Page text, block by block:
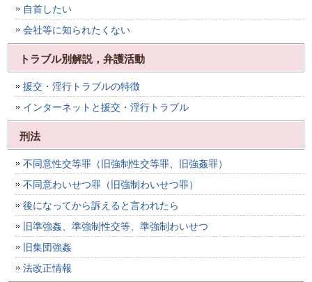
自首したい
会社等に知られたくない
トラブル別解説，弁護活動
援交・淫行トラブルの特徴
インターネットと援交・淫行トラブル
刑法
不同意性交等罪（旧強制性交等罪、旧強姦罪）
不同意わいせつ罪（旧強制わいせつ罪）
後になってから訴えると言われたら
旧準強姦、準強制性交等、準強制わいせつ
旧集団強姦
法改正情報